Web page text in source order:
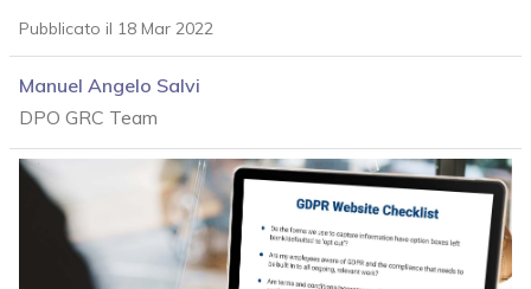
Pubblicato il 18 Mar 2022
Manuel Angelo Salvi
DPO GRC Team